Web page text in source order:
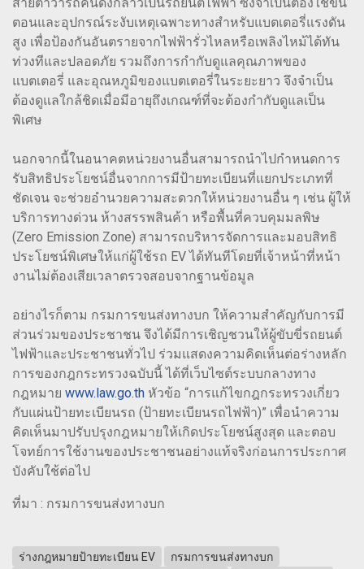
ตอนและอุปกรณ์ระงับเหตุเฉพาะทางสำหรับแบตเตอรี่แรงดัน
สูง เพื่อป้องกันอันตรายจากไฟฟ้ารั่วไหลหรือเพลิงไหม้ได้ทัน
ท่วงทีและปลอดภัย รวมถึงการกำกับดูแลคุณภาพของ
แบตเตอรี่ และอุณหภูมิของแบตเตอรี่ในระยะยาว จึงจำเป็น
ต้องดูแลใกล้ชิดเมื่อมีอายุถึงเกณฑ์ที่จะต้องกำกับดูแลเป็น
พิเศษ
นอกจากนี้ในอนาคตหน่วยงานอื่นสามารถนำไปกำหนดการ
รับสิทธิประโยชน์อื่นจากการมีป้ายทะเบียนที่แยกประเภทที่
ชัดเจน จะช่วยอำนวยความสะดวกให้หน่วยงานอื่น ๆ เช่น ผู้ให้
บริการทางด่วน ห้างสรรพสินค้า หรือพื้นที่ควบคุมมลพิษ
(Zero Emission Zone) สามารถบริหารจัดการและมอบสิทธิ
ประโยชน์พิเศษให้แก่ผู้ใช้รถ EV ได้ทันทีโดยที่เจ้าหน้าที่หน้า
งานไม่ต้องเสียเวลาตรวจสอบจากฐานข้อมูล
อย่างไรก็ตาม กรมการขนส่งทางบก ให้ความสำคัญกับการมี
ส่วนร่วมของประชาชน จึงได้มีการเชิญชวนให้ผู้ขับขี่รถยนต์
ไฟฟ้าและประชาชนทั่วไป ร่วมแสดงความคิดเห็นต่อร่างหลัก
การของกฎกระทรวงฉบับนี้ ได้ที่เว็บไซต์ระบบกลางทาง
กฎหมาย www.law.go.th หัวข้อ “การแก้ไขกฎกระทรวงเกี่ยว
กับแผ่นป้ายทะเบียนรถ (ป้ายทะเบียนรถไฟฟ้า)” เพื่อนำความ
คิดเห็นมาปรับปรุงกฎหมายให้เกิดประโยชน์สูงสุด และตอบ
โจทย์การใช้งานของประชาชนอย่างแท้จริงก่อนการประกาศ
บังคับใช้ต่อไป
ที่มา : กรมการขนส่งทางบก
ร่างกฎหมายป้ายทะเบียน EV
กรมการขนส่งทางบก